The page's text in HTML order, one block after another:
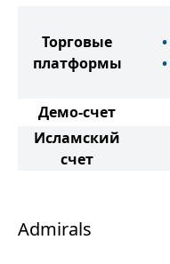
Торговые
платформы
Демо-счет
Исламский
счет
Admirals